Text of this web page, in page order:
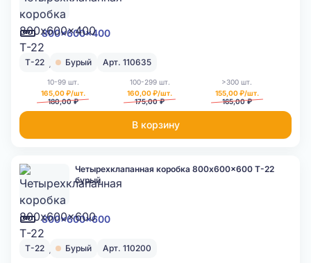
800x600x400
Т-22 Бурый Арт. 110635
10-99 шт.
165,00 ₽/шт.
180,00 ₽
100-299 шт.
160,00 ₽/шт.
175,00 ₽
>300 шт.
155,00 ₽/шт.
165,00 ₽
В корзину
800x600x600
Четырехклапанная коробка 800x600x600 Т-22
бурый
Т-22 Бурый Арт. 110200